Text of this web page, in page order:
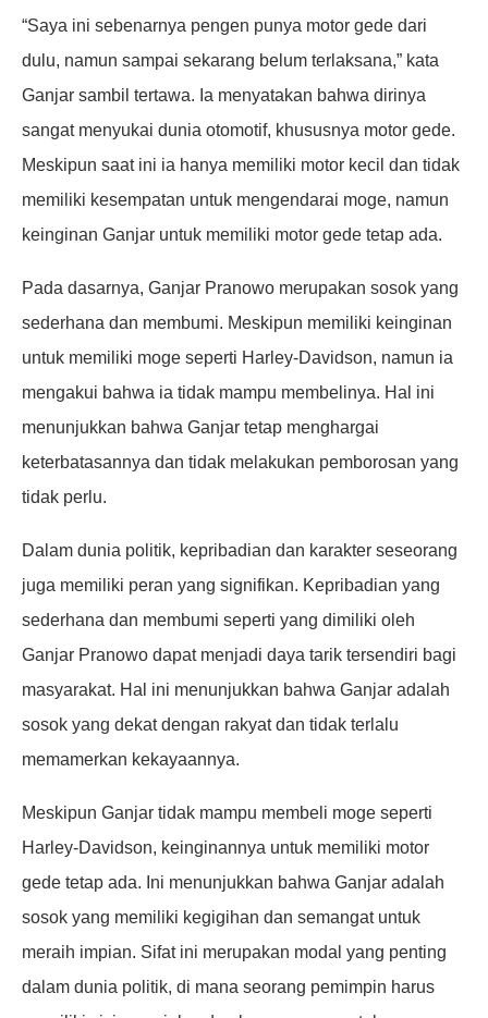
“Saya ini sebenarnya pengen punya motor gede dari
dulu, namun sampai sekarang belum terlaksana,” kata
Ganjar sambil tertawa. Ia menyatakan bahwa dirinya
sangat menyukai dunia otomotif, khususnya motor gede.
Meskipun saat ini ia hanya memiliki motor kecil dan tidak
memiliki kesempatan untuk mengendarai moge, namun
keinginan Ganjar untuk memiliki motor gede tetap ada.
Pada dasarnya, Ganjar Pranowo merupakan sosok yang
sederhana dan membumi. Meskipun memiliki keinginan
untuk memiliki moge seperti Harley-Davidson, namun ia
mengakui bahwa ia tidak mampu membelinya. Hal ini
menunjukkan bahwa Ganjar tetap menghargai
keterbatasannya dan tidak melakukan pemborosan yang
tidak perlu.
Dalam dunia politik, kepribadian dan karakter seseorang
juga memiliki peran yang signifikan. Kepribadian yang
sederhana dan membumi seperti yang dimiliki oleh
Ganjar Pranowo dapat menjadi daya tarik tersendiri bagi
masyarakat. Hal ini menunjukkan bahwa Ganjar adalah
sosok yang dekat dengan rakyat dan tidak terlalu
memamerkan kekayaannya.
Meskipun Ganjar tidak mampu membeli moge seperti
Harley-Davidson, keinginannya untuk memiliki motor
gede tetap ada. Ini menunjukkan bahwa Ganjar adalah
sosok yang memiliki kegigihan dan semangat untuk
meraih impian. Sifat ini merupakan modal yang penting
dalam dunia politik, di mana seorang pemimpin harus